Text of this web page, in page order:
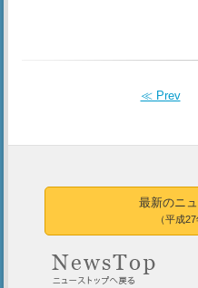
≪ Prev
最新のニ
（平成